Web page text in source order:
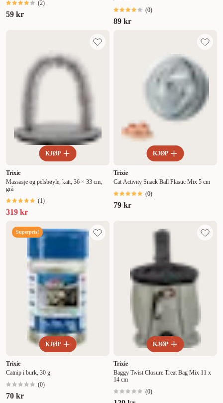
(2)
59 kr
(0)
89 kr
KJØP
Trixie
Massasje og pelsbøyle, katt, 36 × 33 cm,
grå
(1)
319 kr
KJØP
Trixie
Cat Activity Snack Ball Plastic Mix 5 cm
(0)
79 kr
Superpris!
KJØP
Trixie
Catnip i burk, 30 g
(0)
70 kr
KJØP
Trixie
Baggy Twist Closure Treat Bag Mix 11 x
14 cm
(0)